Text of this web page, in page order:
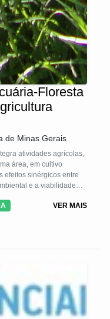
Floresta
de Minas Gerais
atividades agrícolas,
área, em cultivo
efeitos sinérgicos entre
e a viabilidade
VER MAIS